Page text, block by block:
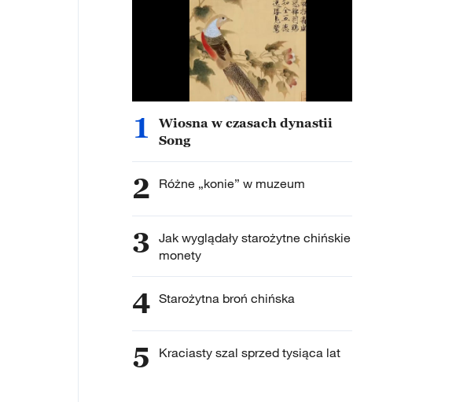
1
Wiosna w czasach dynastii
Song
2 Różne „konie” w muzeum
3 Jak wyglądały starożytne chińskie
monety
4 Starożytna broń chińska
5 Kraciasty szal sprzed tysiąca lat